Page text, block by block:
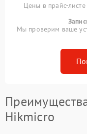
Цены в прайс-
Мы проверим ваше
Hikmicro